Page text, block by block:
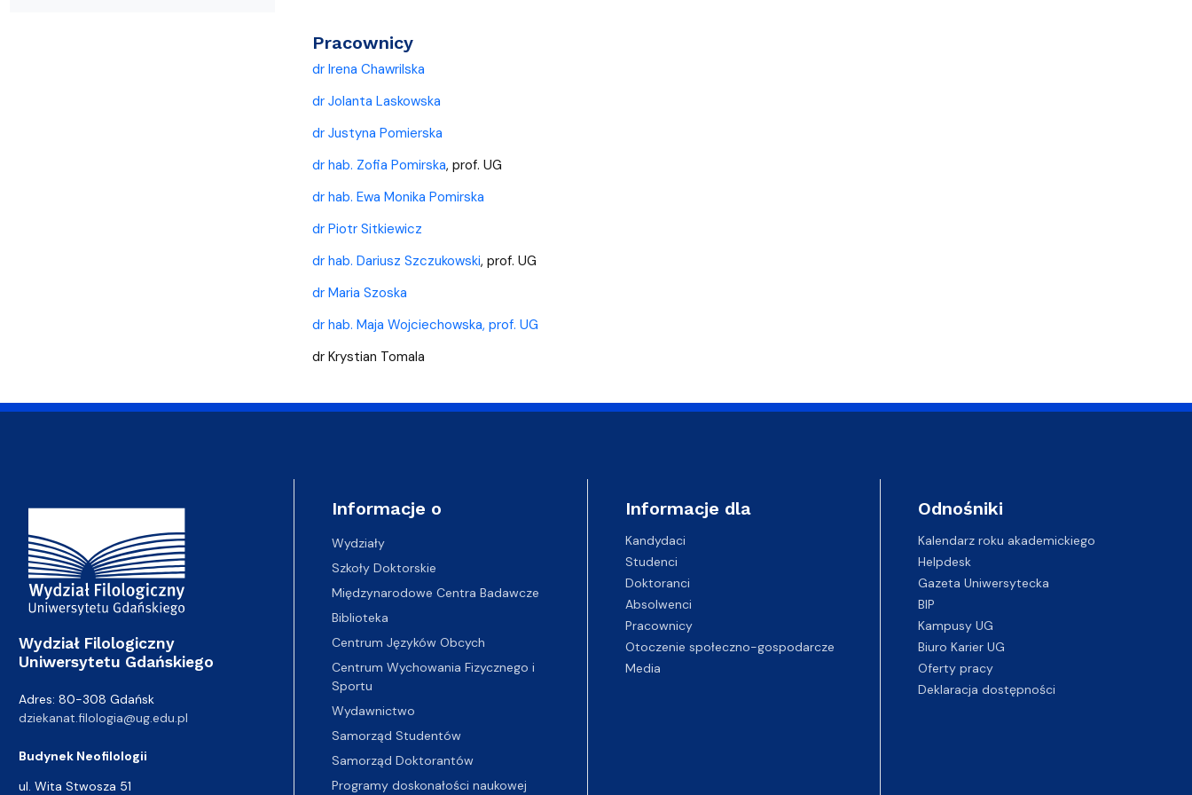
Pracownicy
dr Irena Chawrilska
dr Jolanta Laskowska
dr Justyna Pomierska
dr hab. Zofia Pomirska, prof. UG
dr hab. Ewa Monika Pomirska
dr Piotr Sitkiewicz
dr hab. Dariusz Szczukowski, prof. UG
dr Maria Szoska
dr hab. Maja Wojciechowska, prof. UG
dr Krystian Tomala
Adres Wydziału
Wydział Filologiczny
Uniwersytetu Gdańskiego
Adres: 80-308 Gdańsk
dziekanat.filologia@ug.edu.pl
Budynek Neofilologii
ul. Wita Stwosza 51
Informacje o
Wydziały
Szkoły Doktorskie
Międzynarodowe Centra Badawcze
Biblioteka
Centrum Języków Obcych
Centrum Wychowania Fizycznego i
Sportu
Wydawnictwo
Samorząd Studentów
Samorząd Doktorantów
Programy doskonałości naukowej
Informacje dla
Kandydaci
Studenci
Doktoranci
Absolwenci
Pracownicy
Otoczenie społeczno-gospodarcze
Media
Odnośniki
Kalendarz roku akademickiego
Helpdesk
Gazeta Uniwersytecka
BIP
Kampusy UG
Biuro Karier UG
Oferty pracy
Deklaracja dostępności